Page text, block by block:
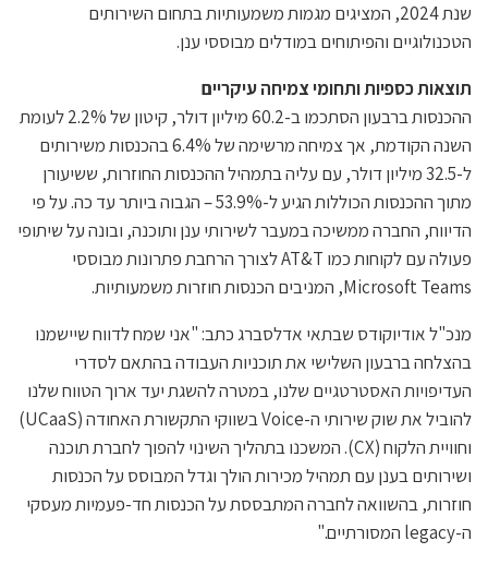
שנת 2024, המציגים מגמות משמעותיות בתחום השירותים
הטכנולוגיים והפיתוחים במודלים מבוססי ענן.
תוצאות כספיות ותחומי צמיחה עיקריים
ההכנסות ברבעון הסתכמו ב-60.2 מיליון דולר, קיטון של 2.2% לעומת
השנה הקודמת, אך צמיחה מרשימה של 6.4% בהכנסות משירותים
ל-32.5 מיליון דולר, עם עליה בתמהיל ההכנסות החוזרות, ששיעורן
מתוך ההכנסות הכוללות הגיע ל-53.9% – הגבוה ביותר עד כה. על פי
הדיווח, החברה ממשיכה במעבר לשירותי ענן ותוכנה, ובונה על שיתופי
פעולה עם לקוחות כמו AT&T לצורך הרחבת פתרונות מבוססי
Microsoft Teams, המניבים הכנסות חוזרות משמעותיות.
מנכ"ל אודיוקודס שבתאי אדלסברג כתב: "אני שמח לדווח שיישמנו
בהצלחה ברבעון השלישי את תוכניות העבודה בהתאם לסדרי
העדיפויות האסטרטגיים שלנו, במטרה להשגת יעד ארוך הטווח שלנו
להוביל את שוק שירותי ה-Voice בשווקי התקשורת האחודה (UCaaS)
וחוויית הלקוח (CX). המשכנו בתהליך השינוי להפוך לחברת תוכנה
ושירותים בענן עם תמהיל מכירות הולך וגדל המבוסס על הכנסות
חוזרות, בהשוואה לחברה המתבססת על הכנסות חד-פעמיות מעסקי
ה-legacy המסורתיים."